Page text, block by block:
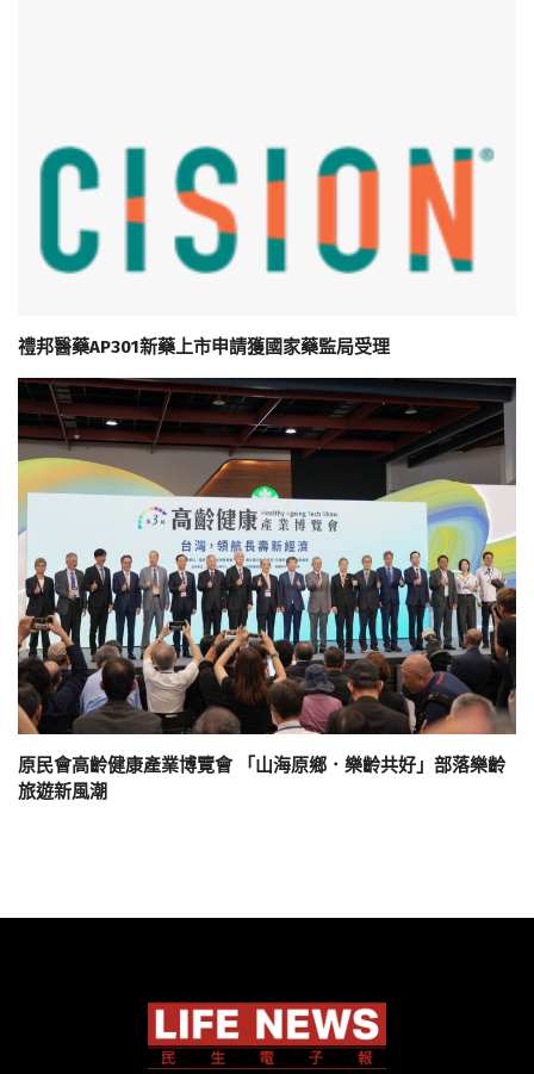
禮邦醫藥AP301新藥上市申請獲國家藥監局受理
原民會高齡健康產業博覽會 「山海原鄉．樂齡共好」部落樂齡
旅遊新風潮